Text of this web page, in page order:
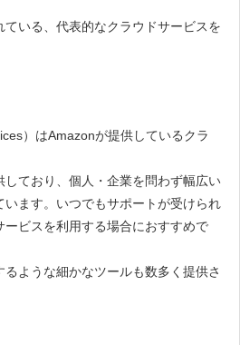
ている、代表的なクラウドサービスを
）はAmazonが提供しているクラ
しており、個人・企業を問わず幅広い
います。いつでもサポートが受けられ
ービスを利用する場合におすすめで
るような細かなツールも数多く提供さ